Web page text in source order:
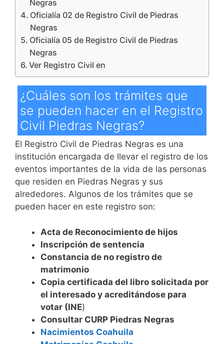
Negras
Oficialía 02 de Registro Civil de Piedras
Negras
Oficialía 05 de Registro Civil de Piedras
Negras
Ver Registro Civil en
¿Cuáles son los trámites que
se pueden hacer en el Registro
Civil Piedras Negras?
El Registro Civil de Piedras Negras es una
institución encargada de llevar el registro de los
eventos importantes de la vida de las personas
que residen en Piedras Negras y sus
alrededores. Algunos de los trámites que se
pueden hacer en este registro son:
Acta de Reconocimiento de hijos
Inscripción de sentencia
Constancia de no registro de
matrimonio
Copia certificada del libro solicitada por
el interesado y acreditándose para
votar (INE)
Consultar CURP Piedras Negras
Nacimientos Coahuila